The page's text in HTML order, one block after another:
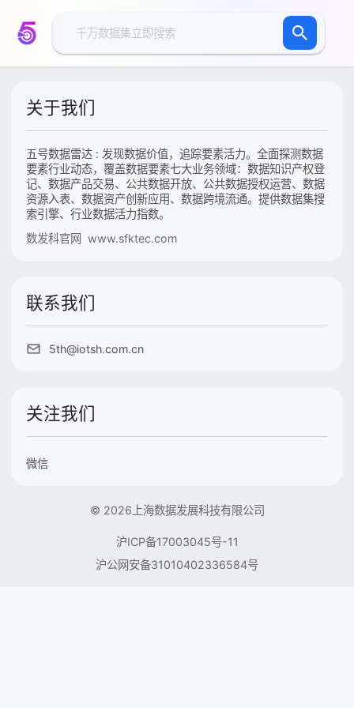
关于我们
五号数据雷达 : 发现数据价值，追踪要素活力。全面探测数据
要素行业动态，覆盖数据要素七大业务领域：数据知识产权登
记、数据产品交易、公共数据开放、公共数据授权运营、数据
资源入表、数据资产创新应用、数据跨境流通。提供数据集搜
索引擎、行业数据活力指数。
数发科官网 www.sfktec.com
联系我们
5th@iotsh.com.cn
关注我们
微信
© 2026上海数据发展科技有限公司
沪ICP备17003045号-11
沪公网安备31010402336584号